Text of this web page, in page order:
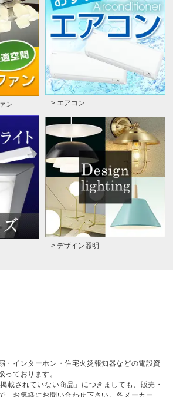
ン > エアコン
> デザイン照明
・インターホン・住宅火災報知器などの電設資
っております。
載されていない商品」につきましても、販売・
、お気軽にお問い合わせ下さい。各メーカー